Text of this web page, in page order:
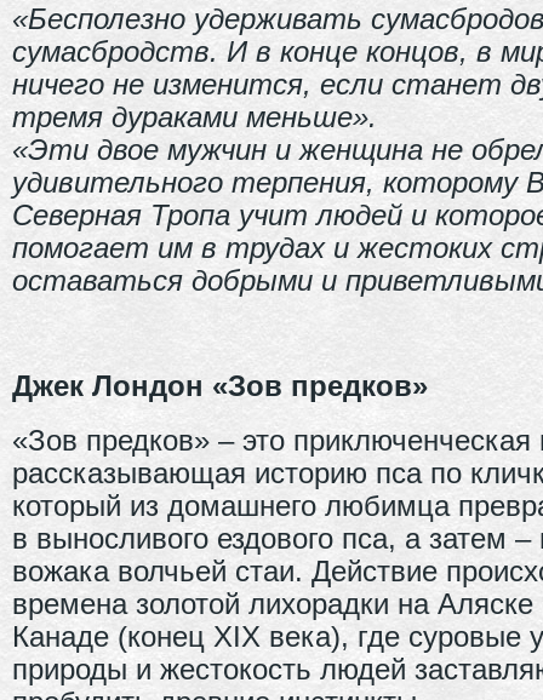
«Бесполезно удерживать
сумасбродств. И в конце концов, в
ничего не изменится, если станет
тремя дураками меньше».
«Эти двое мужчин и женщина не
удивительного терпения, которому
Северная Тропа учит людей и
помогает им в трудах и жестоких
оставаться добрыми и
Джек Лондон «Зов предков»
«Зов предков» ‒ это приключенческая
рассказывающая историю пса по
который из домашнего любимца
в выносливого ездового пса, а затем ‒
вожака волчьей стаи. Действие
времена золотой лихорадки на Аляске
Канаде (конец XIX века), где суровые
природы и жестокость людей